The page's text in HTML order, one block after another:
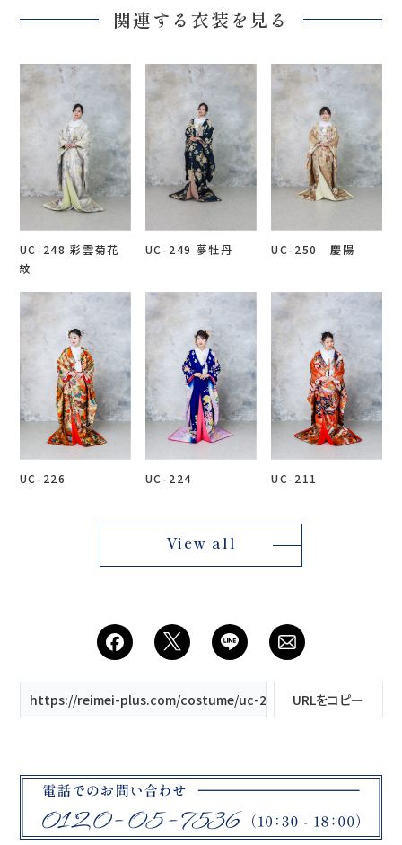
関連する衣装を見る
UC-248 彩雲菊花
紋
UC-249 夢牡丹 UC-250 慶陽
UC-226 UC-224 UC-211
View all
https://reimei-plus.com/costume/uc-209/ URLをコピー